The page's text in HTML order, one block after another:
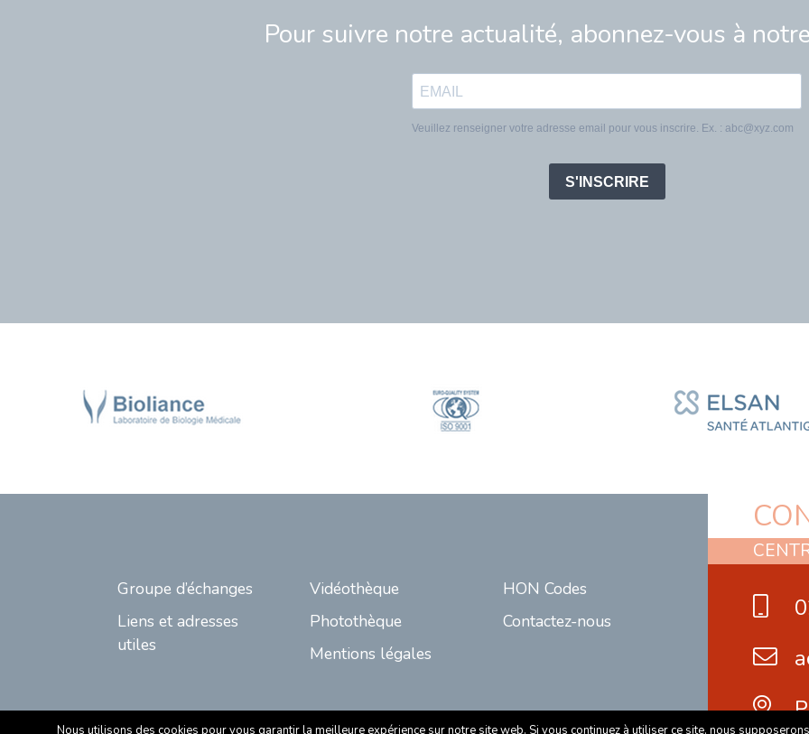
Pour suivre notre actualité, abonnez-vous à notre
Groupe d’échanges
Liens et adresses
utiles
Vidéothèque
Photothèque
Mentions légales
HON Codes
Contactez-nous
Nous utilisons des cookies pour vous garantir la meilleure expérience sur notre site web. Si vous continuez à utiliser ce site, nous